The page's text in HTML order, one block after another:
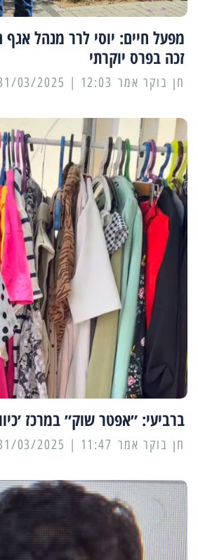
מפעל חיים: יוסי לרר מנהל
זכה בפרס יוקרתי
12:03 | 31/03/2025
ברביעי: ״אפטר שוק״ במרכז
11:47 | 31/03/2025